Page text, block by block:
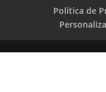
Política de